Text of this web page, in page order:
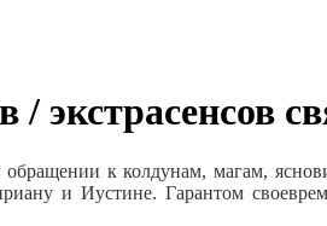
экстрасенсов
к колдунам, магам,
и Иустине. Гарантом